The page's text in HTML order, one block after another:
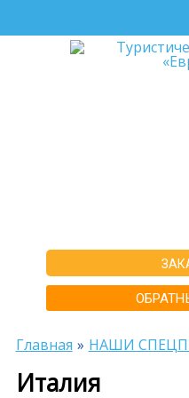
Главная НАШИ
Италия